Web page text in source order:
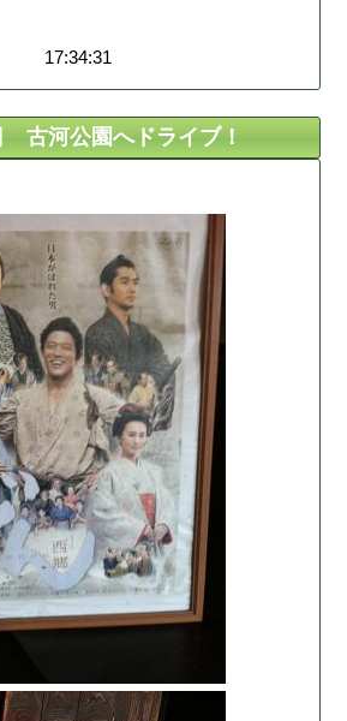
17:34:31
古河公園へドライブ！